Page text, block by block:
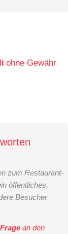
ohne Gewähr
zum Restaurant-
öffentliches,
Besucher
an den